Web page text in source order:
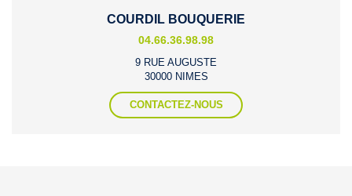
COURDIL BOUQUERIE
04.66.36.98.98
9 RUE AUGUSTE
30000 NIMES
CONTACTEZ-NOUS